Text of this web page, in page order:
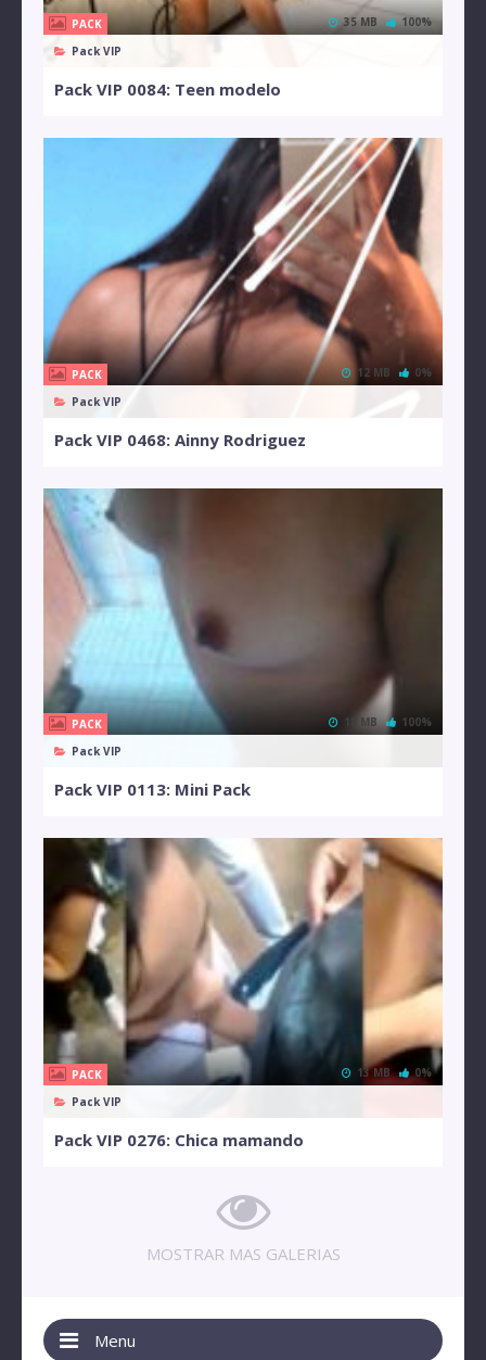
PACK
Pack VIP
35 MB 100%
Pack VIP 0084: Teen modelo
PACK
Pack VIP
12 MB 0%
Pack VIP 0468: Ainny Rodriguez
PACK
Pack VIP
18 MB 100%
Pack VIP 0113: Mini Pack
PACK
Pack VIP
13 MB 0%
Pack VIP 0276: Chica mamando
MOSTRAR MAS GALERIAS
Menu